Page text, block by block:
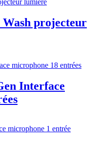
projecteur
Interface